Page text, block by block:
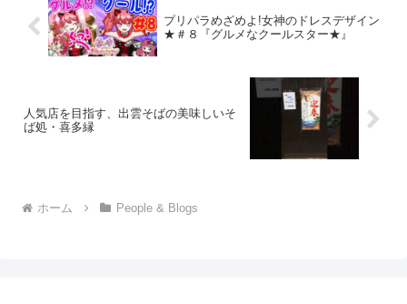
プリパラめざめよ!女神のドレスデザイン
★＃８『グルメなクールスター★』
人気店を目指す、出雲そばの美味しいそ
ば処・喜多縁
ホーム People & Blogs